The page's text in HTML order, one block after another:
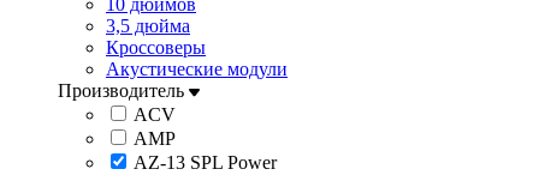
10 дюймов
3,5 дюйма
Кроссоверы
Акустические модули
Производитель
ACV
AMP
AZ-13 SPL Power